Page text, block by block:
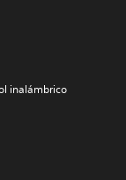
inalámbrico